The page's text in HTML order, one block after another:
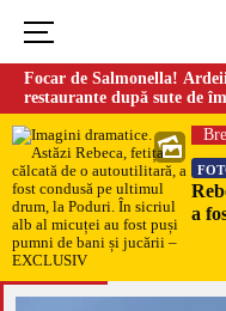
Focar de Salmonella!
restaurante după sute de
a